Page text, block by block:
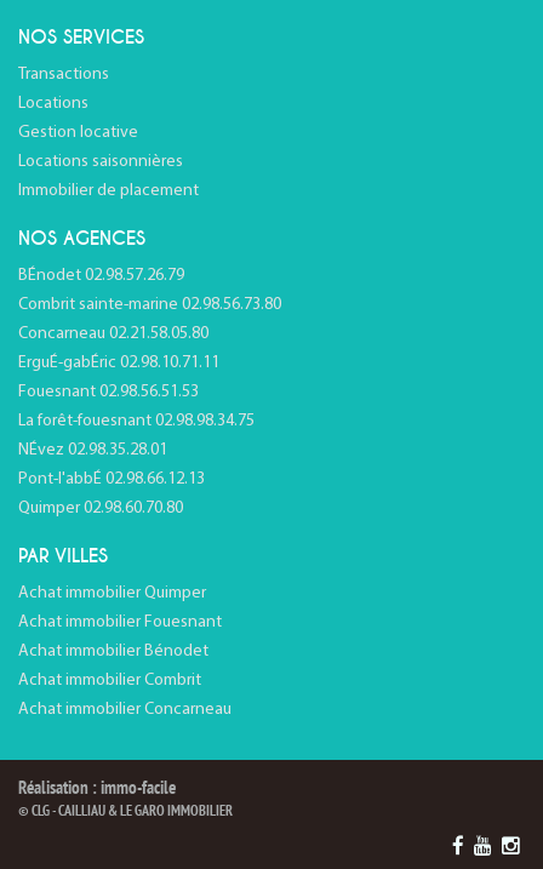
NOS SERVICES
Transactions
Locations
Gestion locative
Locations saisonnières
Immobilier de placement
NOS AGENCES
BÉnodet 02.98.57.26.79
Combrit sainte-marine 02.98.56.73.80
Concarneau 02.21.58.05.80
ErguÉ-gabÉric 02.98.10.71.11
Fouesnant 02.98.56.51.53
La forêt-fouesnant 02.98.98.34.75
NÉvez 02.98.35.28.01
Pont-l'abbÉ 02.98.66.12.13
Quimper 02.98.60.70.80
PAR VILLES
Achat immobilier Quimper
Achat immobilier Fouesnant
Achat immobilier Bénodet
Achat immobilier Combrit
Achat immobilier Concarneau
Réalisation : immo-facile
© CLG - CAILLIAU & LE GARO IMMOBILIER